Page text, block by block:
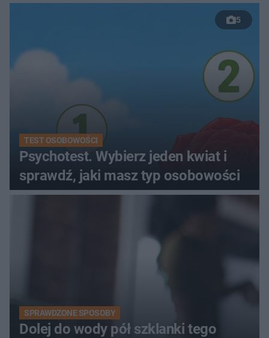
kobiety
5
TEST OSOBOWOŚCI
Psychotest. Wybierz jeden kwiat i
sprawdź, jaki masz typ osobowości
SPRAWDZONE SPOSOBY
Dolej do wody pół szklanki tego